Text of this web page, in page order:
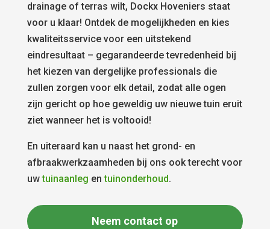
drainage of terras wilt, Dockx Hoveniers staat
voor u klaar! Ontdek de mogelijkheden en kies
kwaliteitsservice voor een uitstekend
eindresultaat – gegarandeerde tevredenheid bij
het kiezen van dergelijke professionals die
zullen zorgen voor elk detail, zodat alle ogen
zijn gericht op hoe geweldig uw nieuwe tuin eruit
ziet wanneer het is voltooid!
En uiteraard kan u naast het grond- en
afbraakwerkzaamheden bij ons ook terecht voor
uwtuinaanleg entuinonderhoud.
Neem contact op